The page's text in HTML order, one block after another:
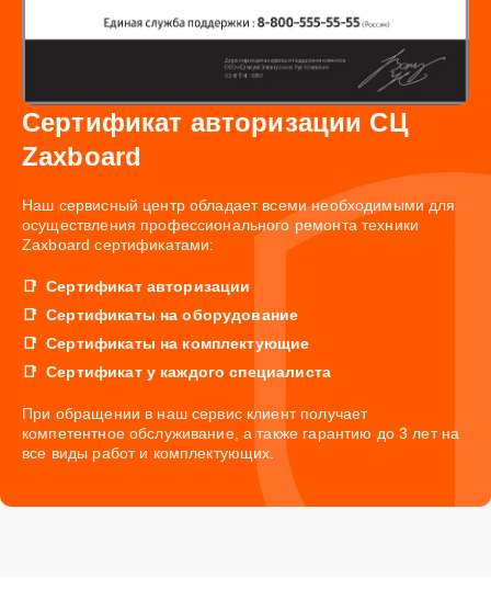
Сертификат авторизации СЦ
Zaxboard
Наш сервисный центр обладает всеми необходимыми для
осуществления профессионального ремонта техники
Zaxboard сертификатами:
Сертификат авторизации
Сертификаты на оборудование
Сертификаты на комплектующие
Сертификат у каждого специалиста
При обращении в наш сервис клиент получает
компетентное обслуживание, а также гарантию до 3 лет на
все виды работ и комплектующих.